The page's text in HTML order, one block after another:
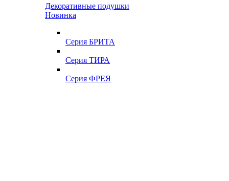
Декоративные подушки
Новинка
Серия БРИТА
Серия ТИРА
Серия ФРЕЯ